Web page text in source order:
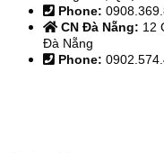
Phone:
CN Đà Nẵng: 12
Đà Nẵng
Phone: